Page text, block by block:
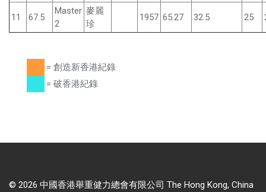
11 67.5
Master
2
麥麗
珍
1957 65.27 32.5 25
= 創造新香港紀錄
= 破香港紀錄
© 2026 中國香港舉重健力總會有限公司 The Hong Kong, China